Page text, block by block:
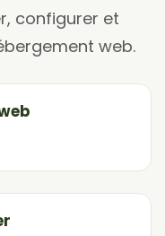
configurer et
web.